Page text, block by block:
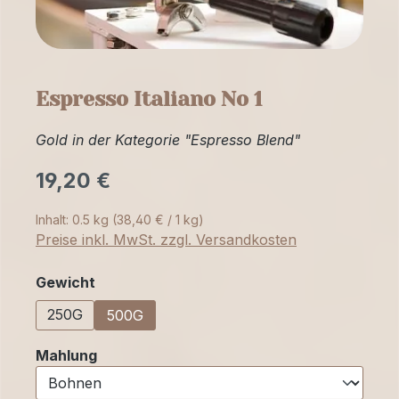
Espresso Italiano No 1
Gold in der Kategorie "Espresso Blend"
19,20 €
Inhalt: 0.5 kg (38,40 € / 1 kg)
Preise inkl. MwSt. zzgl. Versandkosten
Gewicht
250G
500G
Mahlungauswählen